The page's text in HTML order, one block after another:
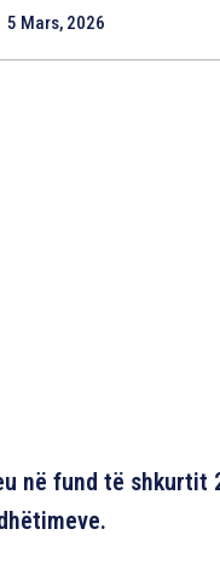
5 Mars, 2026
në fund të shkurtit